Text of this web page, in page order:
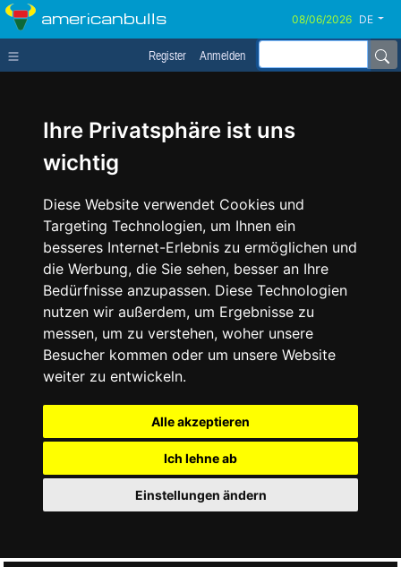
Ihre Privatsphäre ist uns
wichtig
Diese Website verwendet Cookies und
Targeting Technologien, um Ihnen ein
besseres Internet-Erlebnis zu ermöglichen und
die Werbung, die Sie sehen, besser an Ihre
Bedürfnisse anzupassen. Diese Technologien
nutzen wir außerdem, um Ergebnisse zu
messen, um zu verstehen, woher unsere
Besucher kommen oder um unsere Website
weiter zu entwickeln.
Alle akzeptieren
Ich lehne ab
Einstellungen ändern
americanbulls DE
Register Anmelden